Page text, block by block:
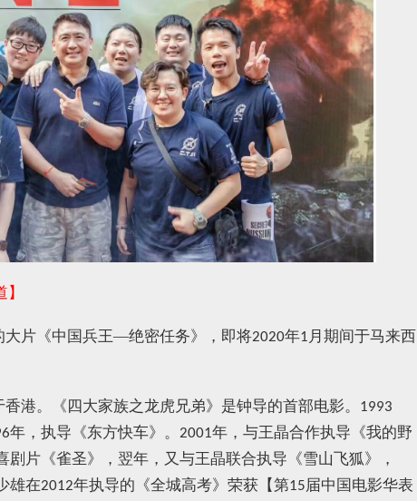
】
大片《中国兵王—绝密任务》，即将2020年1 月期间于马来西
港。《四大家族之龙虎兄弟》是钟导的首部电影。 1993
年，执导《东方快车》。 2001年，与王晶合作执导《我的野
剧片《雀圣》，翌年，又与王晶联合执导《雪山飞狐》，
雄在2012年执导的《全城高考》荣获 【第15届中国电影华表